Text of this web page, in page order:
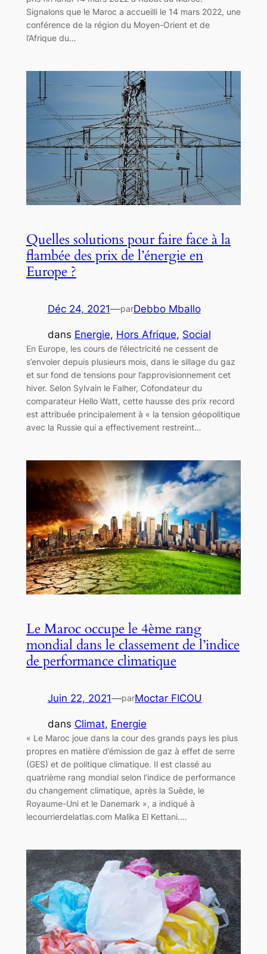
Signalons que le Maroc a accueilli le 14 mars 2022, une
conférence de la région du Moyen-Orient et de
l’Afrique du…
Quelles solutions pour faire face à la
flambée des prix de l’énergie en
Europe ?
Déc 24, 2021—parDebbo Mballo
dans Energie, Hors Afrique, Social
En Europe, les cours de l’électricité ne cessent de
s’envoler depuis plusieurs mois, dans le sillage du gaz
et sur fond de tensions pour l’approvisionnement cet
hiver. Selon Sylvain le Falher, Cofondateur du
comparateur Hello Watt, cette hausse des prix record
est attribuée principalement à « la tension géopolitique
avec la Russie qui a effectivement restreint…
Le Maroc occupe le 4ème rang
mondial dans le classement de l’indice
de performance climatique
Juin 22, 2021—parMoctar FICOU
dans Climat, Energie
« Le Maroc joue dans la cour des grands pays les plus
propres en matière d’émission de gaz à effet de serre
(GES) et de politique climatique. Il est classé au
quatrième rang mondial selon l’indice de performance
du changement climatique, après la Suède, le
Royaume-Uni et le Danemark », a indiqué à
lecourrierdelatlas.com Malika El Kettani.…